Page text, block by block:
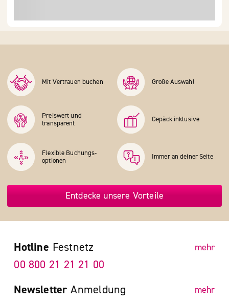
Mit Vertrauen buchen Große Auswahl
Preiswert und
transparent
Gepäck inklusive
Flexible Buchungs­
optionen
Immer an deiner Seite
Entdecke unsere Vorteile
Hotline Festnetz mehr
00 800 21 21 21 00
Newsletter Anmeldung mehr